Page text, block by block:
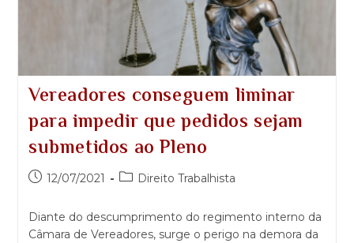
Vereadores conseguem liminar
para impedir que pedidos sejam
submetidos ao Pleno
12/07/2021 Direito Trabalhista
Diante do descumprimento do regimento interno da
Câmara de Vereadores, surge o perigo na demora da